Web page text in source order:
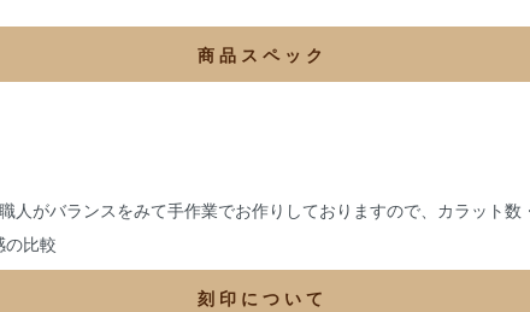
商 品 ス ペ ッ ク
人がバランスをみて手作業でお作りしておりますので、カラット
比較
刻 印 に つ い て